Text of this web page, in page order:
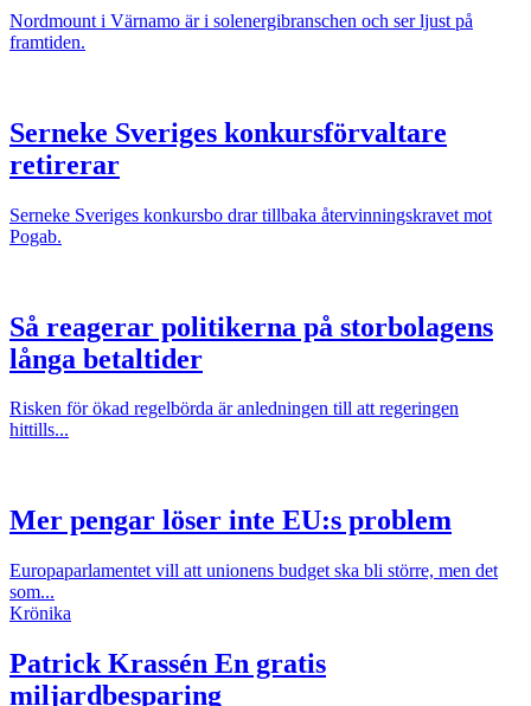
Nordmount i Värnamo är i solenergibranschen och ser ljust på
framtiden.
Serneke Sveriges konkursförvaltare
retirerar
Serneke Sveriges konkursbo drar tillbaka återvinningskravet mot
Pogab.
Så reagerar politikerna på storbolagens
långa betaltider
Risken för ökad regelbörda är anledningen till att regeringen
hittills...
Mer pengar löser inte EU:s problem
Europaparlamentet vill att unionens budget ska bli större, men det
som...
Krönika
Patrick Krassén En gratis
miljardbesparing